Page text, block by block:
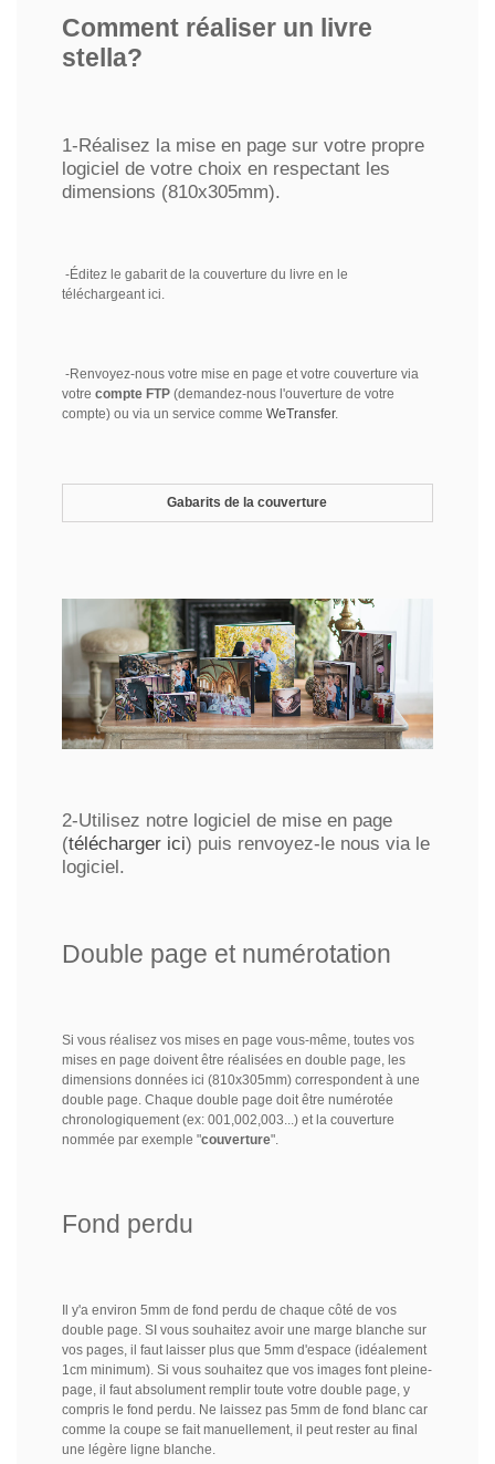
Comment réaliser un livre
stella?
1-Réalisez la mise en page sur votre propre
logiciel de votre choix en respectant les
dimensions (810x305mm).
-Éditez le gabarit de la couverture du livre en le
téléchargeant ici.
-Renvoyez-nous votre mise en page et votre couverture via
votre compte FTP(demandez-nous l'ouverture de votre
compte) ou via un service comme WeTransfer.
Gabarits de la couverture
2-Utilisez notre logiciel de mise en page
(télécharger ici) puis renvoyez-le nous via le
logiciel.
Double page et numérotation
Si vous réalisez vos mises en page vous-même, toutes vos
mises en page doivent être réalisées en double page, les
dimensions données ici (810x305mm) correspondent à une
double page. Chaque double page doit être numérotée
chronologiquement (ex: 001,002,003...) et la couverture
nommée par exemple "couverture".
Fond perdu
Il y'a environ 5mm de fond perdu de chaque côté de vos
double page. SI vous souhaitez avoir une marge blanche sur
vos pages, il faut laisser plus que 5mm d'espace (idéalement
1cm minimum). Si vous souhaitez que vos images font pleine-
page, il faut absolument remplir toute votre double page, y
compris le fond perdu. Ne laissez pas 5mm de fond blanc car
comme la coupe se fait manuellement, il peut rester au final
une légère ligne blanche.